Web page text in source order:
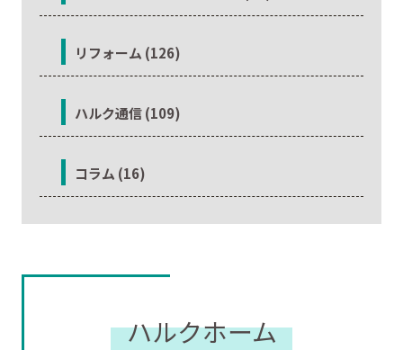
リフォーム (126)
ハルク通信 (109)
コラム (16)
ハルクホーム